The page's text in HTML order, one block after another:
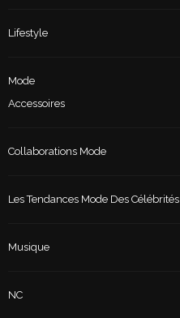
Lifestyle
Mode
Accessoires
Collaborations Mode
Les Tendances Mode Des Célébrités
Musique
NC